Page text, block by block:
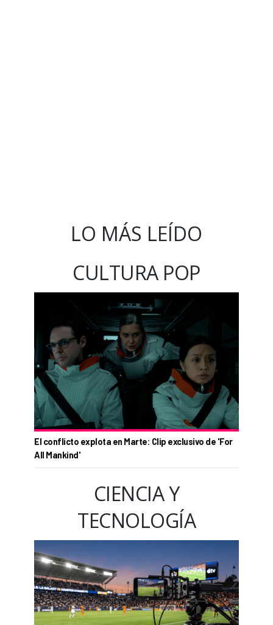
LO MÁS LEÍDO
CULTURA POP
El conflicto explota en Marte: Clip exclusivo de 'For
All Mankind'
CIENCIA Y
TECNOLOGÍA